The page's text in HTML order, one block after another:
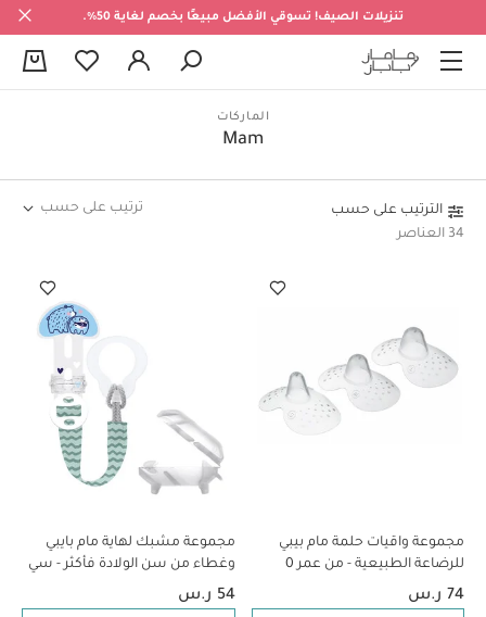
تنزيلات الصيف! تسوقي الأفضل مبيعًا بخصم لغاية 50%.
الماركات
Mam
الترتيب على حسب
34 العناصر
ترتيب على حسب
مجموعة واقيات حلمة مام بيبي
عبوة من 3 قطع
74 ر.س
مجموعة مشبك لهاية مام بايبي
وغطاء من سن الولادة فأكثر - سي
لايف جرين، قطعتين
54 ر.س